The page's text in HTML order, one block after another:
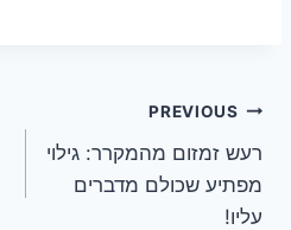
ניווט
PREVIOUS
רעש זמזום מהמקרר: גילוי
מפתיע שכולם מדברים
עליו!